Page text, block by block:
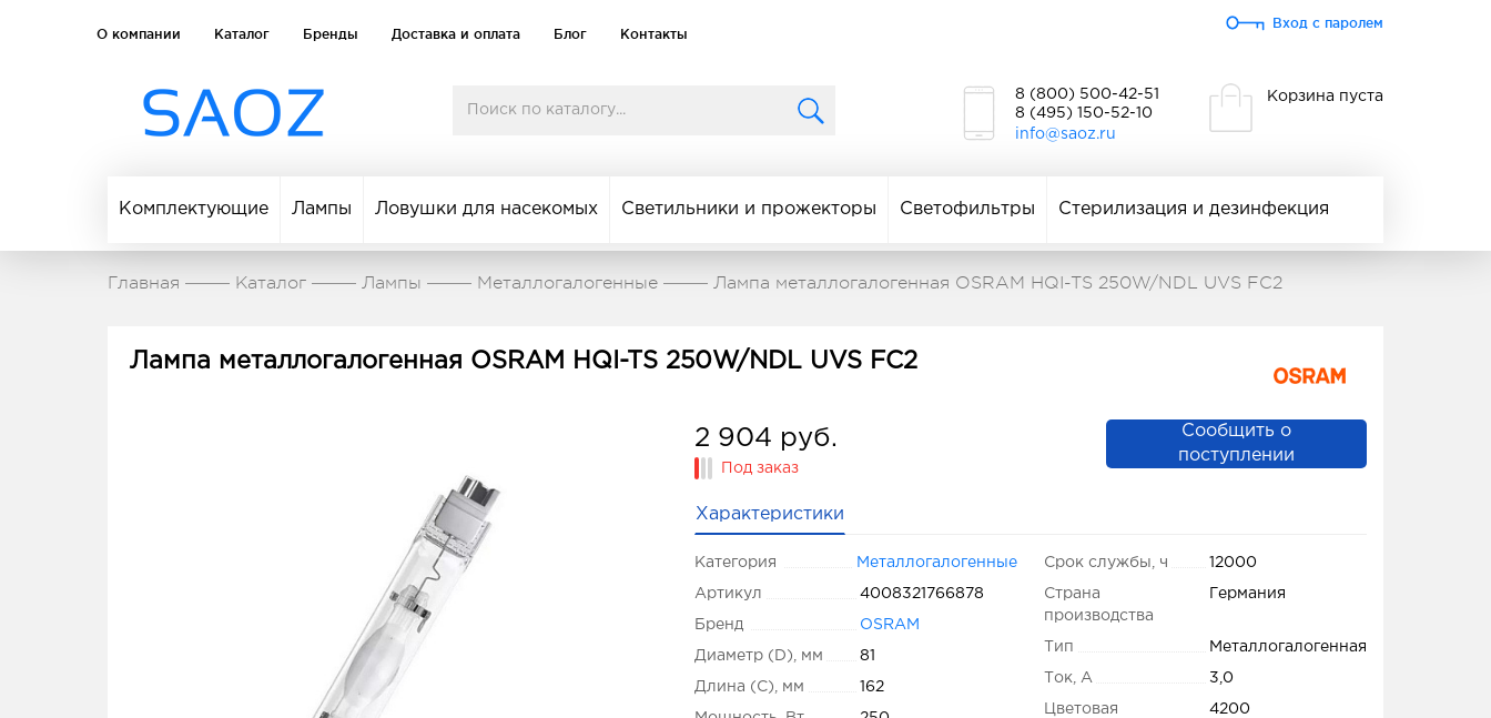
О компании Каталог Бренды Доставка и оплата Блог Контакты
Вход с паролем
8 (800) 500-42-51
8 (495) 150-52-10
info@saoz.ru
Корзина пуста
Комплектующие Лампы Ловушки для насекомых Светильники и прожекторы Светофильтры Стерилизация и дезинфекция
Главная Каталог Лампы Металлогалогенные Лампа металлогалогенная OSRAM HQI-TS 250W/NDL UVS FC2
Лампа металлогалогенная OSRAM HQI-TS 250W/NDL UVS FC2
2 904 руб.
Под заказ
Сообщить о
поступлении
Характеристики
Категория Металлогалогенные
Артикул 4008321766878
Бренд OSRAM
Диаметр (D), мм 81
Длина (C), мм 162
Срок службы, ч 12000
Страна
производства
Германия
Тип Металлогалогенная
Ток, А 3,0
Цветовая
4200